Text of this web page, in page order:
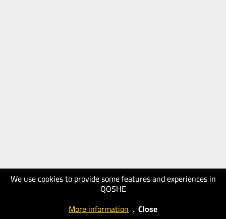
We use cookies to provide some features and experiences in
QOSHE
More information . Close